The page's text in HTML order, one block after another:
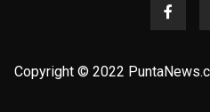
Copyright © 2022